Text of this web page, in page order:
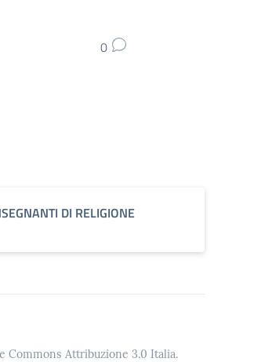
0
DI RELIGIONE
Commons Attribuzione 3.0 Italia.